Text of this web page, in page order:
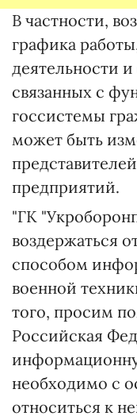
В частности,
графика
деятельности
связанных с
госсистемы
может быть
предприятий.
"ГК
воздержаться
способом
военной
того, просим
Российская
необходимо с
относиться к